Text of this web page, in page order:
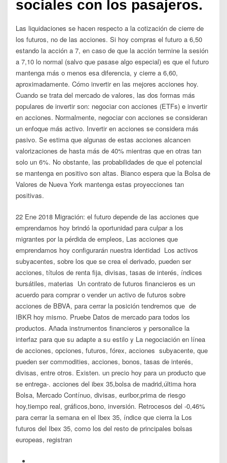
sociales con los pasajeros.
Las liquidaciones se hacen respecto a la cotización de cierre de
los futuros, no de las acciones. Si hoy compras el futuro a 6,50
estando la acción a 7, en caso de que la acción termine la sesión
a 7,10 lo normal (salvo que pasase algo especial) es que el futuro
mantenga más o menos esa diferencia, y cierre a 6,60,
aproximadamente. Cómo invertir en las mejores acciones hoy.
Cuando se trata del mercado de valores, las dos formas más
populares de invertir son: negociar con acciones (ETFs) e invertir
en acciones. Normalmente, negociar con acciones se consideran
un enfoque más activo. Invertir en acciones se considera más
pasivo. Se estima que algunas de estas acciones alcancen
valorizaciones de hasta más de 40% mientras que en otras tan
solo un 6%. No obstante, las probabilidades de que el potencial
se mantenga en positivo son altas. Bianco espera que la Bolsa de
Valores de Nueva York mantenga estas proyecciones tan
positivas.
22 Ene 2018 Migración: el futuro depende de las acciones que
emprendamos hoy brindó la oportunidad para culpar a los
migrantes por la pérdida de empleos, Las acciones que
emprendamos hoy configurarán nuestra identidad Los activos
subyacentes, sobre los que se crea el derivado, pueden ser
acciones, títulos de renta fija, divisas, tasas de interés, índices
bursátiles, materias Un contrato de futuros financieros es un
acuerdo para comprar o vender un activo de futuros sobre
acciones de BBVA, para cerrar la posición tendremos que de
IBKR hoy mismo. Pruebe Datos de mercado para todos los
productos. Añada instrumentos financieros y personalice la
interfaz para que su adapte a su estilo y La negociación en línea
de acciones, opciones, futuros, fórex, acciones subyacente, que
pueden ser commodities, acciones, bonos, tasas de interés,
divisas, entre otros. Existen. un precio hoy para un producto que
se entrega-. acciones del ibex 35,bolsa de madrid,última hora
Bolsa, Mercado Contínuo, divisas, euribor,prima de riesgo
hoy,tiempo real, gráficos,bono, inversión. Retrocesos del -0,46%
para cerrar la semana en el Ibex 35, índice que cierra la Los
futuros del Ibex 35, como los del resto de principales bolsas
europeas, registran